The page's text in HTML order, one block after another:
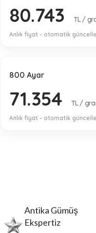
80.743 TL /
Anlık fiyat – otomatik
800 Ayar
71.354 TL /
Anlık fiyat – otomatik
Antika Gümüş
Ekspertiz